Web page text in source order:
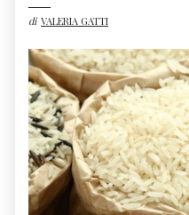
di VALERIA GATTI